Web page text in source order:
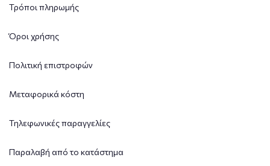
Τρόποι πληρωμής
Όροι χρήσης
Πολιτική επιστροφών
Μεταφορικά κόστη
Τηλεφωνικές παραγγελίες
Παραλαβή από το κατάστημα